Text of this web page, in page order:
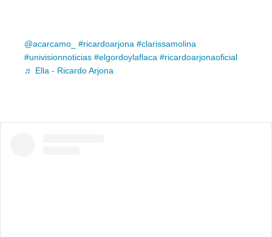
@acarcamo_ #ricardoarjona #clarissamolina
#univisionnoticias #elgordoylaflaca #ricardoarjonaoficial
♬ Ella - Ricardo Arjona